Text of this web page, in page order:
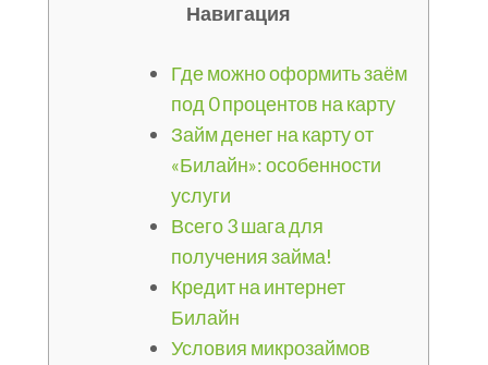
Навигация
Где можно оформить заём
под 0 процентов на карту
Займ денег на карту от
«Билайн»: особенности
услуги
Всего 3 шага для
получения займа!
Кредит на интернет
Билайн
Условия микрозаймов